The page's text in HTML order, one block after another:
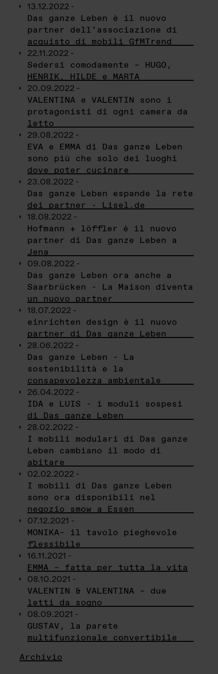
13.12.2022 -
Das ganze Leben è il nuovo
partner dell’associazione di
acquisto di mobili GfMTrend
22.11.2022 -
Sedersi comodamente – HUGO,
HENRIK, HILDE e MARTA
20.09.2022 -
VALENTINA e VALENTIN sono i
protagonisti di ogni camera da
letto
29.08.2022 -
EVA e EMMA di Das ganze Leben
sono più che solo dei luoghi
dove poter cucinare
23.08.2022 -
Das ganze Leben espande la rete
dei partner - Lisel.de
18.08.2022 -
Hofmann + löffler è il nuovo
partner di Das ganze Leben a
Jena
09.08.2022 -
Das ganze Leben ora anche a
Saarbrücken - La Maison diventa
un nuovo partner
18.07.2022 -
einrichten design è il nuovo
partner di Das ganze Leben
28.06.2022 -
Das ganze Leben - La
sostenibilità e la
consapevolezza ambientale
26.04.2022 -
IDA e LUIS - i moduli sospesi
di Das ganze Leben
28.02.2022 -
I mobili modulari di Das ganze
Leben cambiano il modo di
abitare
02.02.2022 -
I mobili di Das ganze Leben
sono ora disponibili nel
negozio smow a Essen
07.12.2021 -
MONIKA– il tavolo pieghevole
flessibile
16.11.2021 -
EMMA – fatta per tutta la vita
08.10.2021 -
VALENTIN & VALENTINA – due
letti da sogno
08.09.2021 -
GUSTAV, la parete
multifunzionale convertibile
Archivio